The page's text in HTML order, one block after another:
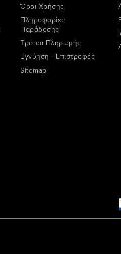
Όροι Χρήσης
Πληροφορίες
Παράδοσης
Tρόποι Πληρωμής
Εγγύηση - Επιστροφές
Sitemap